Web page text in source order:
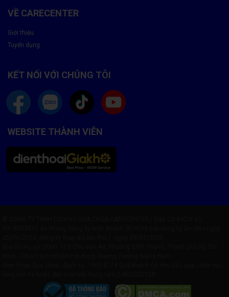
VỀ CARECENTER
Giới thiệu
Tuyển dụng
KẾT NỐI VỚI CHÚNG TÔI
WEBSITE THÀNH VIÊN